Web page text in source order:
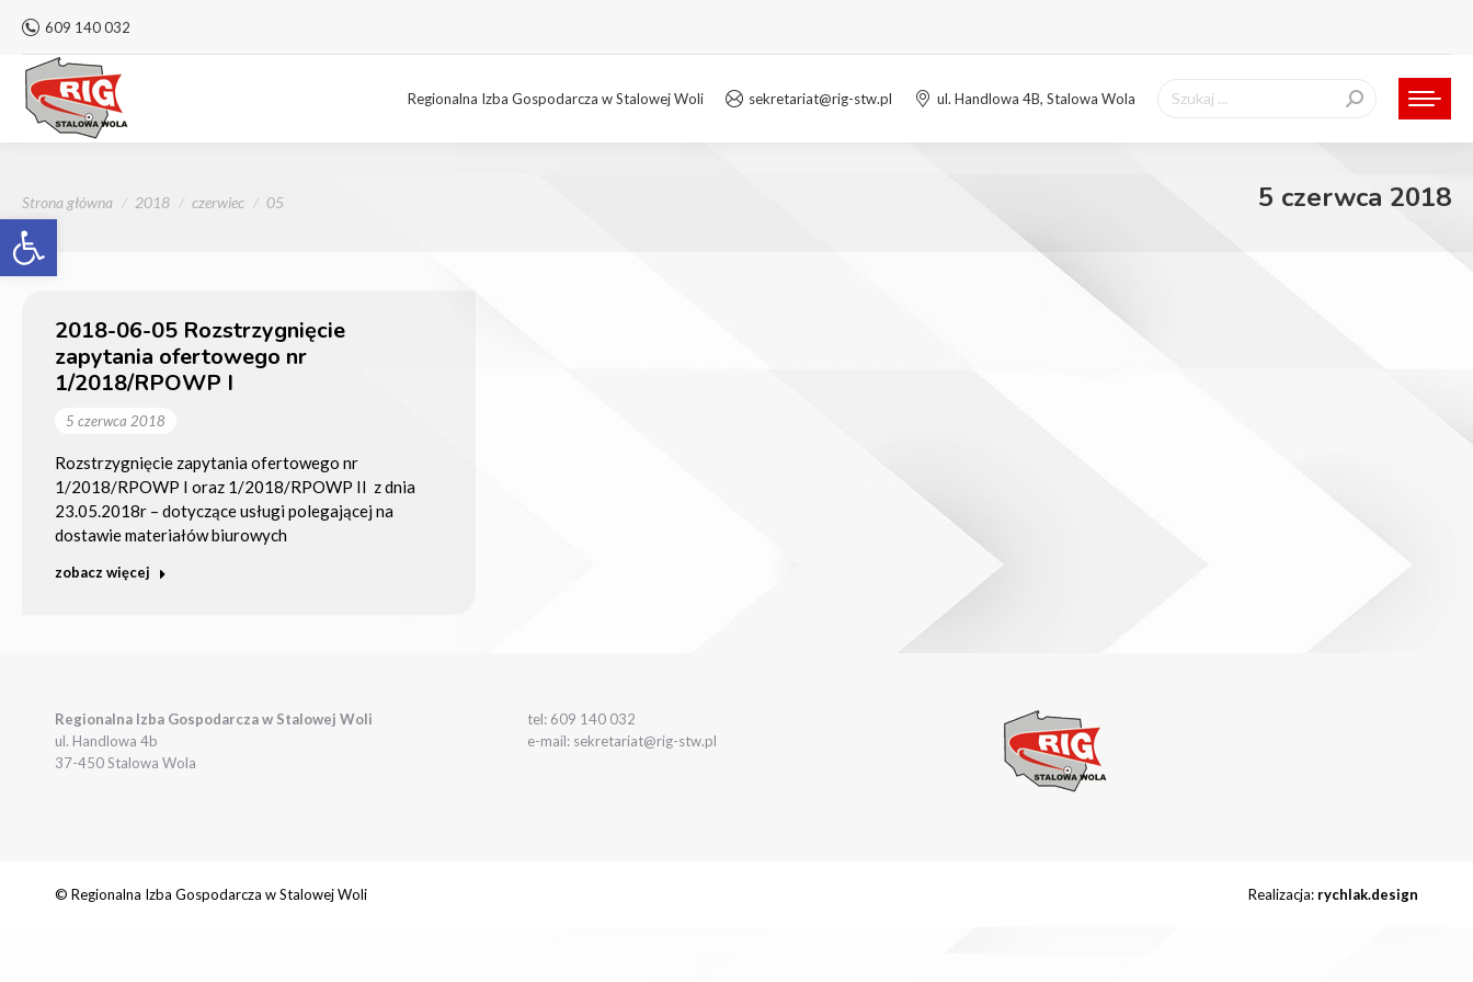
Otwórz pasek narzędzi
609 140 032
Regionalna Izba Gospodarcza w Stalowej Woli sekretariat@rig-stw.pl ul. Handlowa 4B, Stalowa Wola Szukaj:
Jesteś tutaj:
Strona główna 2018 czerwiec 05 5 czerwca 2018
2018-06-05 Rozstrzygnięcie
zapytania ofertowego nr
1/2018/RPOWP I
5 czerwca 2018
Rozstrzygnięcie zapytania ofertowego nr
1/2018/RPOWP I oraz 1/2018/RPOWP II z dnia
23.05.2018r – dotyczące usługi polegającej na
dostawie materiałów biurowych
zobacz więcej
Regionalna Izba Gospodarcza w Stalowej Woli
ul. Handlowa 4b
37-450 Stalowa Wola
tel: 609 140 032
e-mail: sekretariat@rig-stw.pl
© Regionalna Izba Gospodarcza w Stalowej Woli Realizacja: rychlak.design